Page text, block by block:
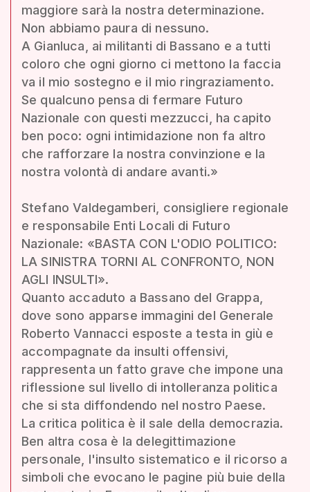
maggiore sarà la nostra determinazione.
Non abbiamo paura di nessuno.
A Gianluca, ai militanti di Bassano e a tutti
coloro che ogni giorno ci mettono la faccia
va il mio sostegno e il mio ringraziamento.
Se qualcuno pensa di fermare Futuro
Nazionale con questi mezzucci, ha capito
ben poco: ogni intimidazione non fa altro
che rafforzare la nostra convinzione e la
nostra volontà di andare avanti.»
Stefano Valdegamberi, consigliere regionale
e responsabile Enti Locali di Futuro
Nazionale: «BASTA CON L'ODIO POLITICO:
LA SINISTRA TORNI AL CONFRONTO, NON
AGLI INSULTI».
Quanto accaduto a Bassano del Grappa,
dove sono apparse immagini del Generale
Roberto Vannacci esposte a testa in giù e
accompagnate da insulti offensivi,
rappresenta un fatto grave che impone una
riflessione sul livello di intolleranza politica
che si sta diffondendo nel nostro Paese.
La critica politica è il sale della democrazia.
Ben altra cosa è la delegittimazione
personale, l'insulto sistematico e il ricorso a
simboli che evocano le pagine più buie della